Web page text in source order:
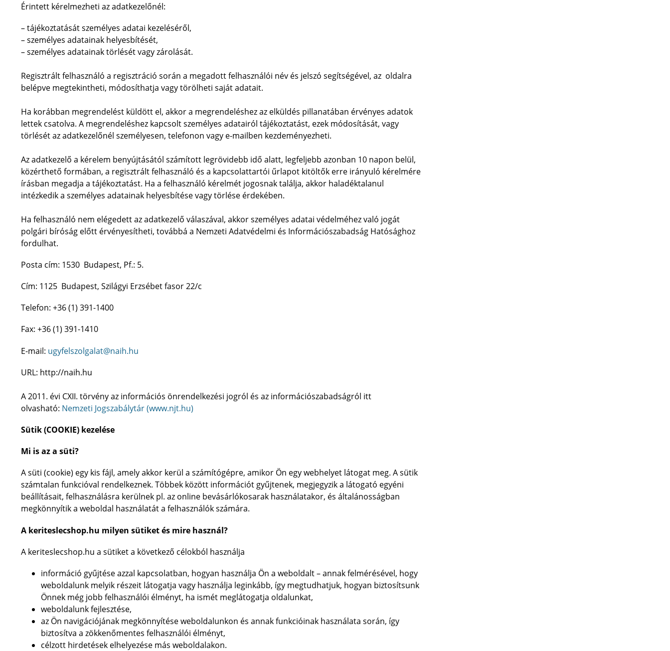
Érintett kérelmezheti az adatkezelőnél:
– tájékoztatását személyes adatai kezeléséről,
– személyes adatainak helyesbítését,
– személyes adatainak törlését vagy zárolását.
Regisztrált felhasználó a regisztráció során a megadott felhasználói név és jelszó segítségével, az oldalra
belépve megtekintheti, módosíthatja vagy törölheti saját adatait.
Ha korábban megrendelést küldött el, akkor a megrendeléshez az elküldés pillanatában érvényes adatok
lettek csatolva. A megrendeléshez kapcsolt személyes adatairól tájékoztatást, ezek módosítását, vagy
törlését az adatkezelőnél személyesen, telefonon vagy e-mailben kezdeményezheti.
Az adatkezelő a kérelem benyújtásától számított legrövidebb idő alatt, legfeljebb azonban 10 napon belül,
közérthető formában, a regisztrált felhasználó és a kapcsolattartói űrlapot kitöltők erre irányuló kérelmére
írásban megadja a tájékoztatást. Ha a felhasználó kérelmét jogosnak találja, akkor haladéktalanul
intézkedik a személyes adatainak helyesbítése vagy törlése érdekében.
Ha felhasználó nem elégedett az adatkezelő válaszával, akkor személyes adatai védelméhez való jogát
polgári bíróság előtt érvényesítheti, továbbá a Nemzeti Adatvédelmi és Információszabadság Hatósághoz
fordulhat.
Posta cím: 1530 Budapest, Pf.: 5.
Cím: 1125 Budapest, Szilágyi Erzsébet fasor 22/c
Telefon: +36 (1) 391-1400
Fax: +36 (1) 391-1410
E-mail: ugyfelszolgalat@naih.hu
URL: http://naih.hu
A 2011. évi CXII. törvény az információs önrendelkezési jogról és az információszabadságról itt
olvasható: Nemzeti Jogszabálytár (www.njt.hu)
Sütik (COOKIE) kezelése
Mi is az a süti?
A süti (cookie) egy kis fájl, amely akkor kerül a számítógépre, amikor Ön egy webhelyet látogat meg. A sütik
számtalan funkcióval rendelkeznek. Többek között információt gyűjtenek, megjegyzik a látogató egyéni
beállításait, felhasználásra kerülnek pl. az online bevásárlókosarak használatakor, és általánosságban
megkönnyítik a weboldal használatát a felhasználók számára.
A keriteslecshop.hu milyen sütiket és mire használ?
A keriteslecshop.hu a sütiket a következő célokból használja
információ gyűjtése azzal kapcsolatban, hogyan használja Ön a weboldalt – annak felmérésével, hogy
weboldalunk melyik részeit látogatja vagy használja leginkább, így megtudhatjuk, hogyan biztosítsunk
Önnek még jobb felhasználói élményt, ha ismét meglátogatja oldalunkat,
weboldalunk fejlesztése,
az Ön navigációjának megkönnyítése weboldalunkon és annak funkcióinak használata során, így
biztosítva a zökkenőmentes felhasználói élményt,
célzott hirdetések elhelyezése más weboldalakon.